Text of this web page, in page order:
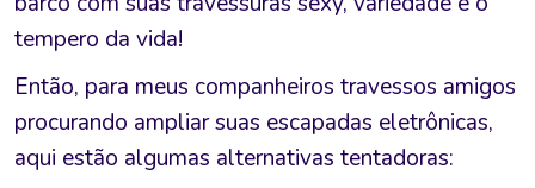
tempero da vida!
Então, para meus companheiros travessos amigos
procurando ampliar suas escapadas eletrônicas,
aqui estão algumas alternativas tentadoras: